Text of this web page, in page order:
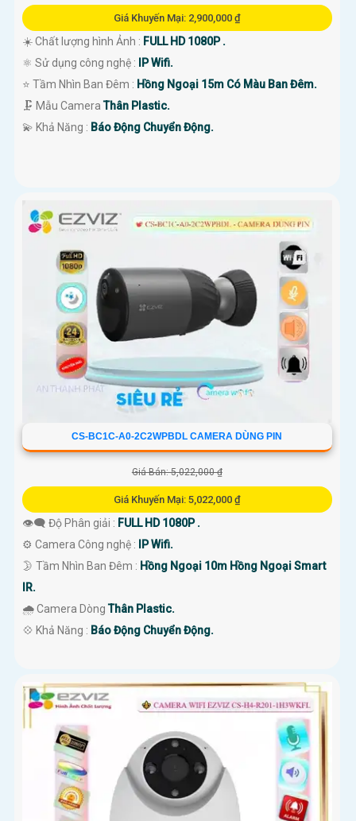
Giá Khuyến Mại: 2,900,000 ₫
☀️ Chất lượng hình Ảnh : FULL HD 1080P .
⚛️ Sử dụng công nghệ :
IP Wifi.
⭐ Tầm Nhìn Ban Đêm : Hồng Ngoại 15m Có Màu Ban Đêm.
🗜️ Mẫu CameraThân Plastic.
️💫 Khả Năng : Báo Động Chuyển Động.
CS-BC1C-A0-2C2WPBDL CAMERA DÙNG PIN
Giá Bán: 5,022,000 ₫
Giá Khuyến Mại: 5,022,000 ₫
👁️‍🗨 Độ Phân giải : FULL HD 1080P .
⚙ Camera Công nghệ :
IP Wifi.
🌛 Tầm Nhìn Ban Đêm : Hồng Ngoại 10m Hồng Ngoại Smart
IR.
🌧️ Camera DòngThân Plastic.
️💠 Khả Năng : Báo Động Chuyển Động.